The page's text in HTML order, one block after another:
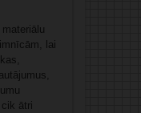
lai
ātri